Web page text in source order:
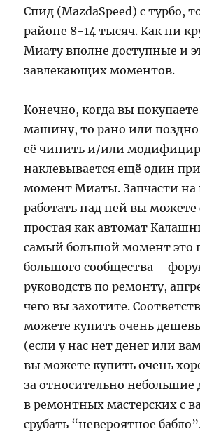
Спид (MazdaSpeed) с турбо,
районе 8-14 тысяч. Как ни
Миату вполне доступные и
завлекающих моментов.
Конечно, когда вы
машину, то рано или поздно
её чинить и/или
наклевывается ещё один
момент Миаты. Запчасти на
работать над ней вы
простая как автомат
самый большой момент это
большого сообщества –
руководств по ремонту,
чего вы захотите.
можете купить очень
(если у нас нет денег или
вы можете купить очень
за относительно небольшие
в ремонтных мастерских с
срубать “невероятное